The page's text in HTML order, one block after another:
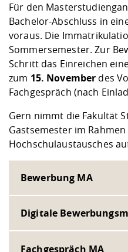
Für den
Bachelor-Abschluss in
voraus. Die
Sommersemester. Zur
Schritt das Einreichen
zum 15. November des
Fachgespräch (nach
Gern nimmt die Fakultät
Gastsemester im
Hochschulaustausches
Bewerbung MA
Digitale
Fachgespräch MA